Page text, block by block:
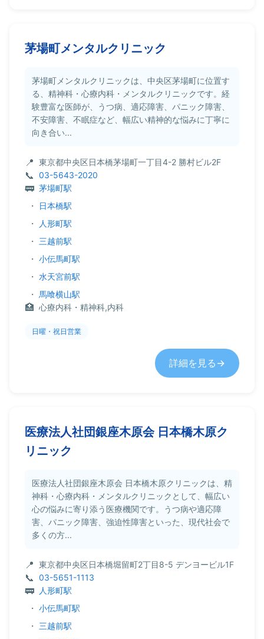
茅場町メンタルクリニック
茅場町メンタルクリニックは、中央区茅場町に位置す
る、精神科・心療内科・メンタルクリニックです。経
験豊富な医師が、うつ病、適応障害、パニック障害、
不安障害、不眠症など、幅広い精神的な悩みに丁寧に
向き合い...
東京都中央区日本橋茅場町一丁目4-2 勝村ビル2F
03-5643-2020
茅場町駅
・
日本橋駅
・
人形町駅
・ 三越前駅
・ 小伝馬町駅
・ 水天宮前駅
・ 馬喰横山駅
心療内科・精神科,内科
日曜・祝日営業
詳細を見る
医療法人社団銀座木原会 日本橋木原ク
リニック
医療法人社団銀座木原会 日本橋木原クリニックは、精
神科・心療内科・メンタルクリニックとして、幅広い
心の悩みに寄り添う医療機関です。うつ病や適応障
害、パニック障害、強迫性障害といった、現代社会で
多くの方...
東京都中央区日本橋堀留町2丁目8-5 デンヨービル1F
03-5651-1113
人形町駅
・ 小伝馬町駅
・ 三越前駅